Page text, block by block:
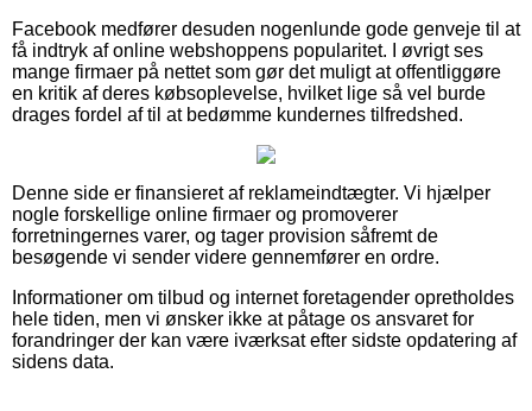
Facebook medfører desuden nogenlunde gode genveje til at
få indtryk af online webshoppens popularitet. I øvrigt ses
mange firmaer på nettet som gør det muligt at offentliggøre
en kritik af deres købsoplevelse, hvilket lige så vel burde
drages fordel af til at bedømme kundernes tilfredshed.
Denne side er finansieret af reklameindtægter. Vi hjælper
nogle forskellige online firmaer og promoverer
forretningernes varer, og tager provision såfremt de
besøgende vi sender videre gennemfører en ordre.
Informationer om tilbud og internet foretagender opretholdes
hele tiden, men vi ønsker ikke at påtage os ansvaret for
forandringer der kan være iværksat efter sidste opdatering af
sidens data.